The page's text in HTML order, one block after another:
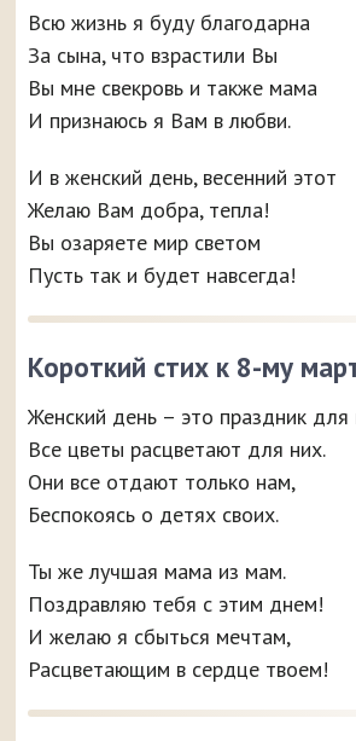
Всю жизнь я буду благодарна
За сына, что взрастили Вы
Вы мне свекровь и также мама
И признаюсь я Вам в любви.
И в женский день, весенний этот
Желаю Вам добра, тепла!
Вы озаряете мир светом
Пусть так и будет навсегда!
Короткий стих к 8-му
Женский день – это праздник
Все цветы расцветают для них.
Они все отдают только нам,
Беспокоясь о детях своих.
Ты же лучшая мама из мам.
Поздравляю тебя с этим днем!
И желаю я сбыться мечтам,
Расцветающим в сердце твоем!